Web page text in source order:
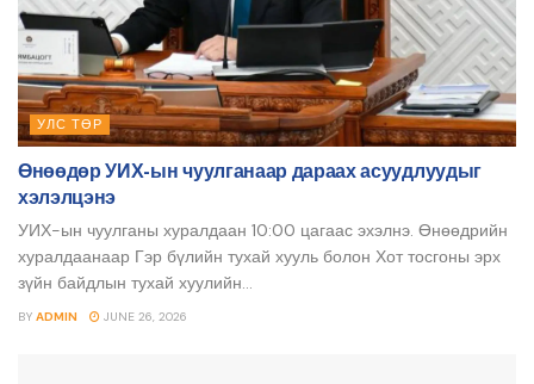
УЛС ТӨР
Өнөөдөр УИХ-ын чуулганаар дараах асуудлуудыг
хэлэлцэнэ
УИХ-ын чуулганы хуралдаан 10:00 цагаас эхэлнэ. Өнөөдрийн
хуралдаанаар Гэр бүлийн тухай хууль болон Хот тосгоны эрх
зүйн байдлын тухай хуулийн...
BY ADMIN JUNE 26, 2026